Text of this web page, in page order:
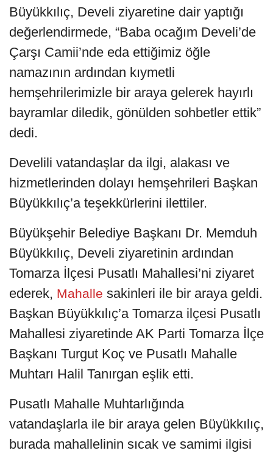
Büyükkılıç, Develi ziyaretine dair yaptığı
değerlendirmede, “Baba ocağım Develi’de
Çarşı Camii’nde eda ettiğimiz öğle
namazının ardından kıymetli
hemşehrilerimizle bir araya gelerek hayırlı
bayramlar diledik, gönülden sohbetler ettik”
dedi.
Develili vatandaşlar da ilgi, alakası ve
hizmetlerinden dolayı hemşehrileri Başkan
Büyükkılıç’a teşekkürlerini ilettiler.
Büyükşehir Belediye Başkanı Dr. Memduh
Büyükkılıç, Develi ziyaretinin ardından
Tomarza İlçesi Pusatlı Mahallesi’ni ziyaret
ederek, Mahalle sakinleri ile bir araya geldi.
Başkan Büyükkılıç’a Tomarza ilçesi Pusatlı
Mahallesi ziyaretinde AK Parti Tomarza İlçe
Başkanı Turgut Koç ve Pusatlı Mahalle
Muhtarı Halil Tanırgan eşlik etti.
Pusatlı Mahalle Muhtarlığında
vatandaşlarla ile bir araya gelen Büyükkılıç,
burada mahallelinin sıcak ve samimi ilgisi